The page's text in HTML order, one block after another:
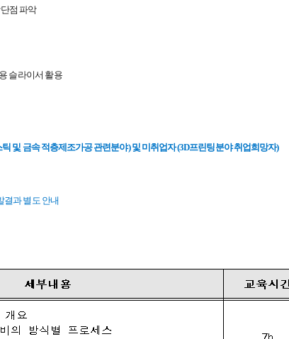
점 파악
슬라이서 활용
및 금속 적층제조가공 관련분야) 및 미취업자 (3D프린팅분야 취업희망자)
결과 별도 안내